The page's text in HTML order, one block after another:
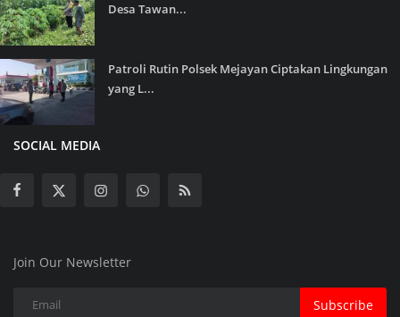
Desa Tawan...
Patroli Rutin Polsek Mejayan Ciptakan Lingkungan
yang L...
SOCIAL MEDIA
Join Our Newsletter
Subscribe